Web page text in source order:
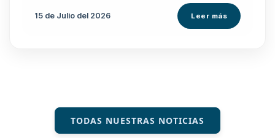
15 de Julio del 2026 Leer más
TODAS NUESTRAS NOTICIAS